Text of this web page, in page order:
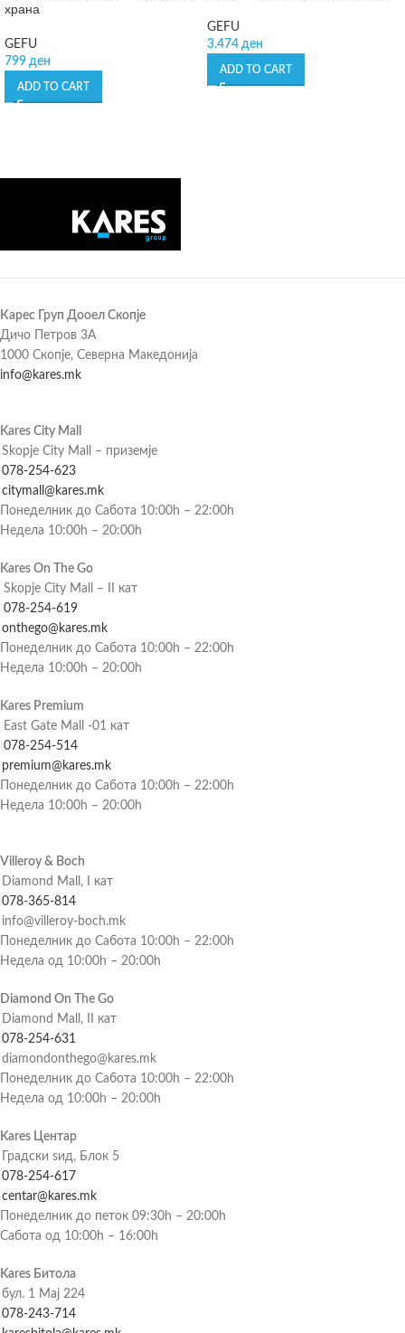
храна
GEFU
799 ден
ADD TO CART
GEFU
3.474 ден
ADD TO CART
Карес Груп Дооел Скопје
Дичо Петров 3А
1000 Скопје, Северна Македонија
info@kares.mk
Kares City Mall
Skopje City Mall – приземје
078-254-623
citymall@kares.mk
Понеделник до Сабота 10:00h – 22:00h
Недела 10:00h – 20:00h
Kares On The Go
Skopje City Mall – II кат
078-254-619
onthego@kares.mk
Понеделник до Сабота 10:00h – 22:00h
Недела 10:00h – 20:00h
Kares Premium
East Gate Mall -01 кат
078-254-514
premium@kares.mk
Понеделник до Сабота 10:00h – 22:00h
Недела 10:00h – 20:00h
Villeroy & Boch
Diamond Mall, I кат
078-365-814
info@villeroy-boch.mk
Понеделник до Сабота 10:00h – 22:00h
Недела од 10:00h – 20:00h
Diamond On The Go
Diamond Mall, II кат
078-254-631
diamondonthego@kares.mk
Понеделник до Сабота 10:00h – 22:00h
Недела од 10:00h – 20:00h
Kares Центар
Градски ѕид, Блок 5
078-254-617
centar@kares.mk
Понеделник до петок 09:30h – 20:00h
Сабота од 10:00h – 16:00h
Kares Битола
бул. 1 Мај 224
078-243-714